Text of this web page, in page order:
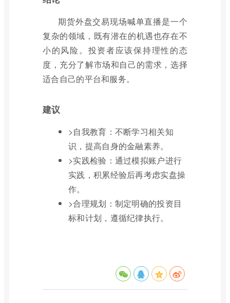
期货外盘交易现场喊单直播是一个
复杂的领域，既有潜在的机遇也存在不
小的风险。投资者应该保持理性的态
度，充分了解市场和自己的需求，选择
适合自己的平台和服务。
建议
>自我教育：不断学习相关知
识，提高自身的金融素养。
>实践检验：通过模拟账户进行
实践，积累经验后再考虑实盘操
作。
>合理规划：制定明确的投资目
标和计划，遵循纪律执行。